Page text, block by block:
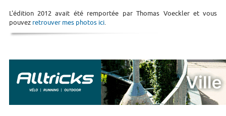
L'édition 2012 avait été remportée par Thomas Voeckler et vous
pouvez retrouver mes photos ici.